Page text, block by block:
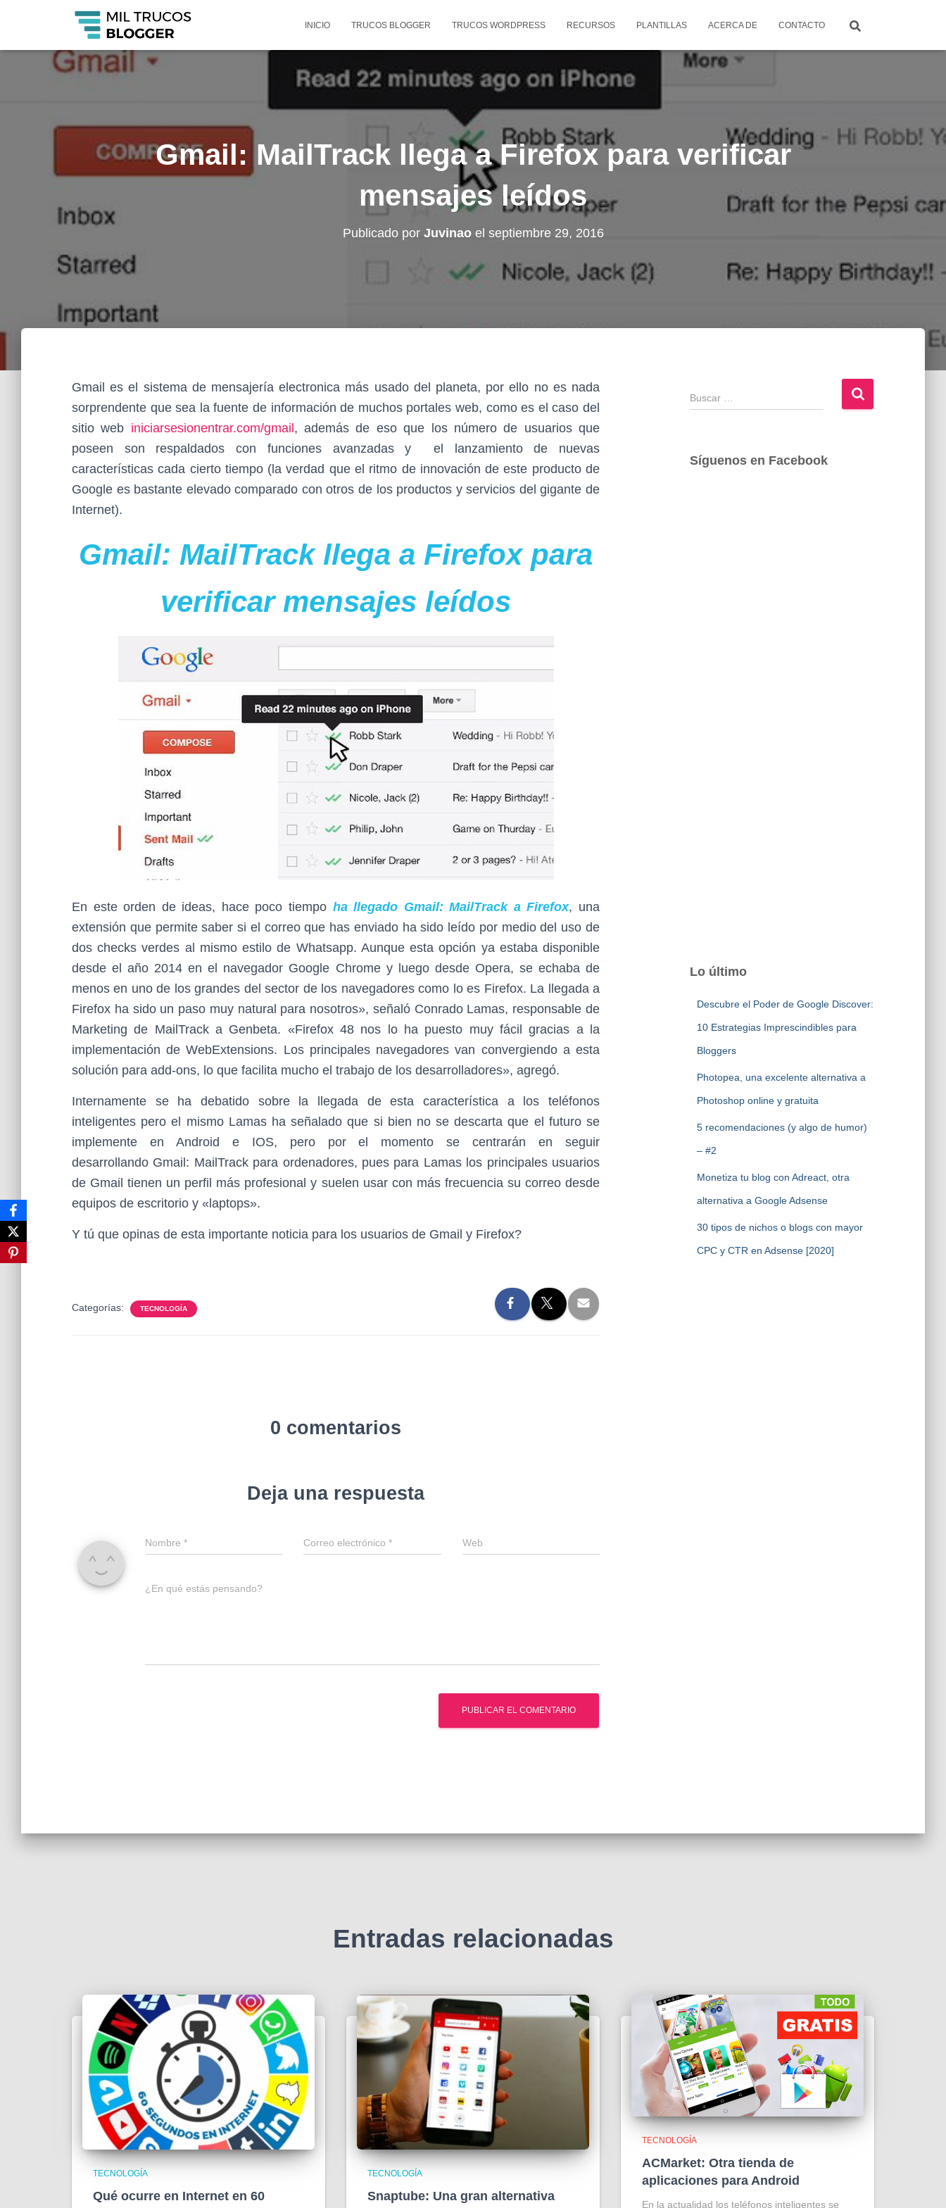
INICIO TRUCOS BLOGGER TRUCOS WORDPRESS RECURSOS PLANTILLAS ACERCA DE CONTACTO
Gmail: MailTrack llega a Firefox para verificar
mensajes leídos
Publicado por Juvinaoel septiembre 29, 2016
Gmail es el sistema de mensajería electronica más usado del planeta, por ello no es nada
sorprendente que sea la fuente de información de muchos portales web, como es el caso del
sitio web iniciarsesionentrar.com/gmail , además de eso que los número de usuarios que
poseen son respaldados con funciones avanzadas y el lanzamiento de nuevas
características cada cierto tiempo (la verdad que el ritmo de innovación de este producto de
Google es bastante elevado comparado con otros de los productos y servicios del gigante de
Internet).
Gmail: MailTrack llega a Firefox para
verificar mensajes leídos
En este orden de ideas, hace poco tiempo ha llegado Gmail: MailTrack a Firefox, una
extensión que permite saber si el correo que has enviado ha sido leído por medio del uso de
dos checks verdes al mismo estilo de Whatsapp. Aunque esta opción ya estaba disponible
desde el año 2014 en el navegador Google Chrome y luego desde Opera, se echaba de
menos en uno de los grandes del sector de los navegadores como lo es Firefox. La llegada a
Firefox ha sido un paso muy natural para nosotros», señaló Conrado Lamas, responsable de
Marketing de MailTrack a Genbeta. «Firefox 48 nos lo ha puesto muy fácil gracias a la
implementación de WebExtensions. Los principales navegadores van convergiendo a esta
solución para add-ons, lo que facilita mucho el trabajo de los desarrolladores», agregó.
Internamente se ha debatido sobre la llegada de esta característica a los teléfonos
inteligentes pero el mismo Lamas ha señalado que si bien no se descarta que el futuro se
implemente en Android e IOS, pero por el momento se centrarán en seguir
desarrollando Gmail: MailTrack para ordenadores, pues para Lamas los principales usuarios
de Gmail tienen un perfil más profesional y suelen usar con más frecuencia su correo desde
equipos de escritorio y «laptops».
Y tú que opinas de esta importante noticia para los usuarios de Gmail y Firefox?
Categorías: TECNOLOGÍA
0 comentarios
Deja una respuesta
Nombre * Correo electrónico* Web
¿En qué estás pensando?
B
u
a
Síguenos en Facebook
Lo último
Descubre el Poder de Google Discover:
10 Estrategias Imprescindibles para
Bloggers
Photopea, una excelente alternativa a
Photoshop online y gratuita
5 recomendaciones (y algo de humor)
– #2
Monetiza tu blog con Adreact, otra
alternativa a Google Adsense
30 tipos de nichos o blogs con mayor
CPC y CTR en Adsense [2020]
Entradas relacionadas
TECNOLOGÍA
Qué ocurre en Internet en 60
TECNOLOGÍA
Snaptube: Una gran alternativa
TECNOLOGÍA
ACMarket: Otra tienda de
aplicaciones para Android
En la actualidad los teléfonos inteligentes se